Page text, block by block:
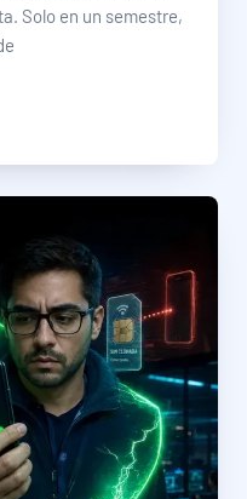
Solo en un semestre,